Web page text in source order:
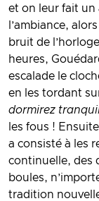
et on leur fait un
l’ambiance,
bruit de
heures,
escalade le
en les tordant
dormirez
les fous !
a consisté à les
continuelle, des
boules,
tradition